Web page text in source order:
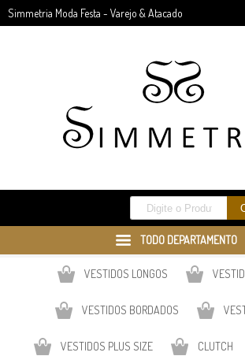
Simmetria Moda Festa - Varejo & Atacado
TODO DEPARTAMENTO
VESTIDOS LONGOS
VESTIDOS BORDADOS
VESTIDOS PLUS SIZE CLUTCH